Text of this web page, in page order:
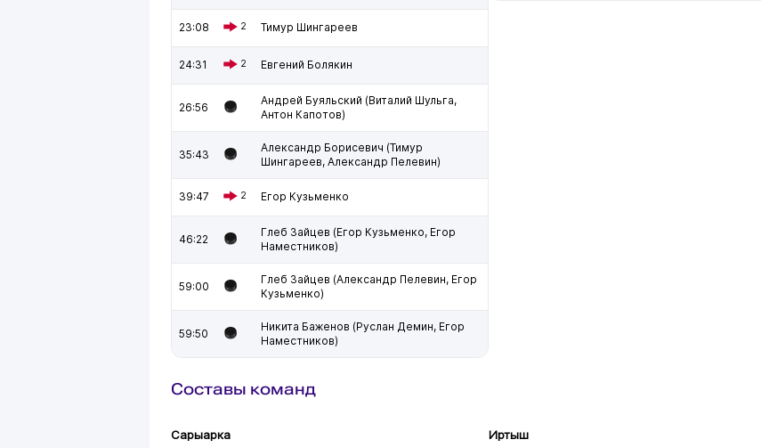
23:08 2 Тимур Шингареев
24:31 2 Евгений Болякин
26:56
Андрей Буяльский (Виталий Шульга,
Антон Капотов)
35:43
Александр Борисевич (Тимур
Шингареев, Александр Пелевин)
39:47 2 Егор Кузьменко
46:22
Глеб Зайцев (Егор Кузьменко, Егор
Наместников)
59:00
Глеб Зайцев (Александр Пелевин, Егор
Кузьменко)
59:50
Никита Баженов (Руслан Демин, Егор
Наместников)
Составы команд
Сарыарка Иртыш